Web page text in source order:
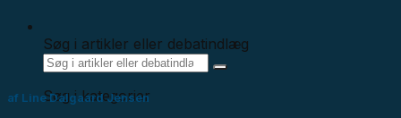
Søg i artikler eller debatindlæg
Søg i kategorier
af Line Dalgaard Jensen